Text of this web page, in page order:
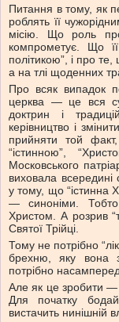
Питання в тому, як
роблять її
місію. Що роль
компрометує. Що
політикою”, і про
а на тлі щоденних
Про всяк випадок
церква — це вся
доктрин і
керівництво і
прийняти той
“істинною”,
Московського
виховала всередині
у тому, що “істинна
— синоніми.
Христом. А розрив
Святої Трійці.
Тому не потрібно
брехню, яку вона
потрібно
Але як це зробити —
Для початку
вистачить нинішній